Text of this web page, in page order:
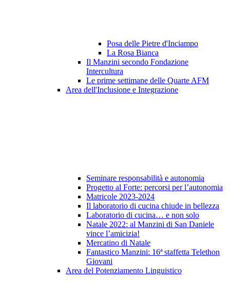
Posa delle Pietre d'Inciampo
La Rosa Bianca
Il Manzini secondo Fondazione
Intercultura
Le prime settimane delle Quarte AFM
Area dell'Inclusione e Integrazione
Seminare responsabilità e autonomia
Progetto al Forte: percorsi per l’autonomia
Matricole 2023-2024
Il laboratorio di cucina chiude in bellezza
Laboratorio di cucina… e non solo
Natale 2022: al Manzini di San Daniele
vince l’amicizia!
Mercatino di Natale
Fantastico Manzini: 16ª staffetta Telethon
Giovani
Area del Potenziamento Linguistico